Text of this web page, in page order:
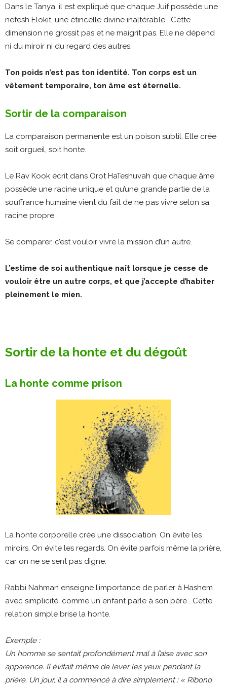
Dans le Tanya, il est expliqué que chaque Juif possède une
nefesh Elokit, une étincelle divine inaltérable . Cette
dimension ne grossit pas et ne maigrit pas. Elle ne dépend
ni du miroir ni du regard des autres.
Ton poids n’est pas ton identité. Ton corps est un
vêtement temporaire, ton âme est éternelle.
Sortir de la comparaison
La comparaison permanente est un poison subtil. Elle crée
soit orgueil, soit honte.
Le Rav Kook écrit dans Orot HaTeshuvah que chaque âme
possède une racine unique et qu’une grande partie de la
souffrance humaine vient du fait de ne pas vivre selon sa
racine propre .
Se comparer, c’est vouloir vivre la mission d’un autre.
L’estime de soi authentique naît lorsque je cesse de
vouloir être un autre corps, et que j’accepte d’habiter
pleinement le mien.
Sortir de la honte et du dégoût
La honte comme prison
La honte corporelle crée une dissociation. On évite les
miroirs. On évite les regards. On évite parfois même la prière,
car on ne se sent pas digne.
Rabbi Nahman enseigne l’importance de parler à Hashem
avec simplicité, comme un enfant parle à son père . Cette
relation simple brise la honte.
Exemple :
Un homme se sentait profondément mal à l’aise avec son
apparence. Il évitait même de lever les yeux pendant la
prière. Un jour, il a commencé à dire simplement : « Ribono